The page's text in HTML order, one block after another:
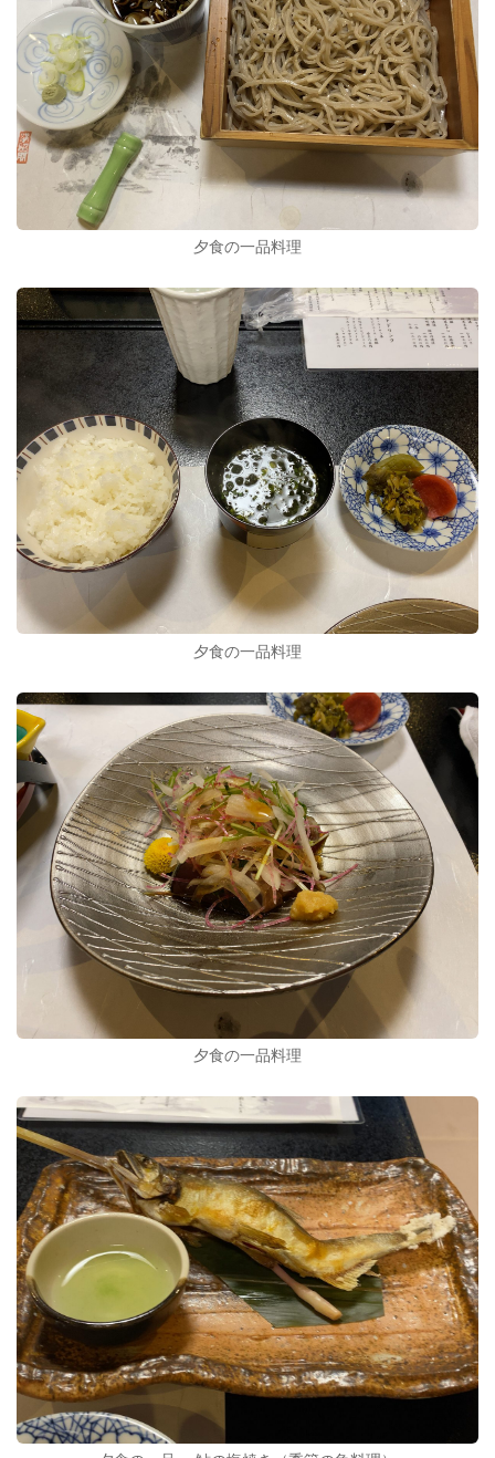
夕食の一品料理
夕食の一品料理
夕食の一品料理